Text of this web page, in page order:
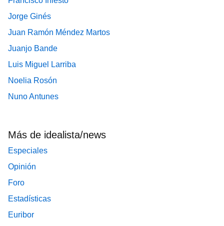
Jorge Ginés
Juan Ramón Méndez Martos
Juanjo Bande
Luis Miguel Larriba
Noelia Rosón
Nuno Antunes
Más de idealista/news
Especiales
Opinión
Foro
Estadísticas
Euribor